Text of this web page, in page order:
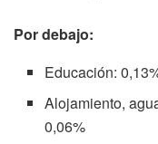
Por debajo:
Educación:
Alojamiento,
0,06%